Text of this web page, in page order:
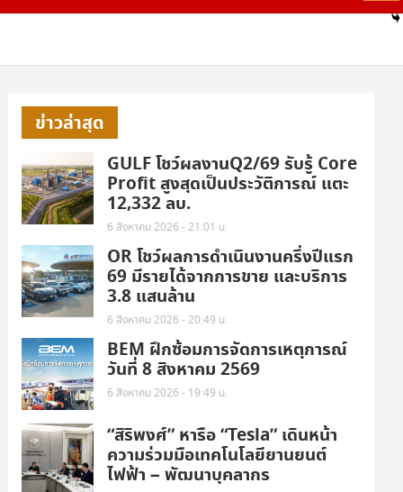
ข่าวล่าสุด
GULF โชว์ผลงานQ2/69 รับรู้ Core
Profit สูงสุดเป็นประวัติการณ์ แตะ
12,332 ลบ.
6 สิงหาคม 2026 - 21:01 น.
OR โชว์ผลการดำเนินงานครึ่งปีแรก
69 มีรายได้จากการขาย และบริการ
3.8 แสนล้าน
6 สิงหาคม 2026 - 20:49 น.
BEM ฝึกซ้อมการจัดการเหตุการณ์
วันที่ 8 สิงหาคม 2569
6 สิงหาคม 2026 - 19:49 น.
“สิริพงศ์” หารือ “Tesla” เดินหน้า
ความร่วมมือเทคโนโลยียานยนต์
ไฟฟ้า – พัฒนาบุคลากร